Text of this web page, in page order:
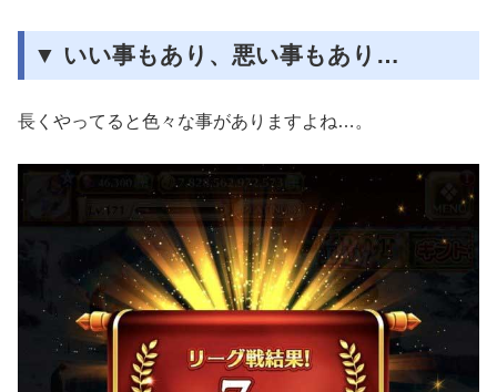
▼ いい事もあり、悪い事もあり…
長くやってると色々な事がありますよね…。